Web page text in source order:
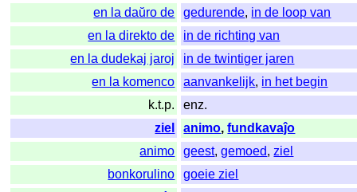
en la daŭro de
gedurende, in de loop van
en la direkto de
in de richting van
en la dudekaj jaroj
in de twintiger jaren
en la komenco
aanvankelijk, in het begin
k.t.p.
enz.
ziel
animo,fundkavaĵo
animo
geest,gemoed,ziel
bonkorulino
goeie ziel